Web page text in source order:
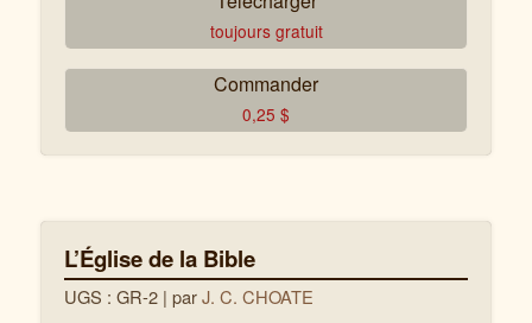
toujours gratuit
Commander
0,25 $
L’Église de la Bible
UGS : GR-2 | parJ. C. CHOATE